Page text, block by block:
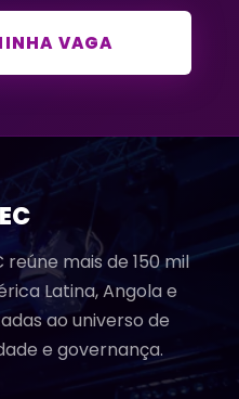
VAGA
reúne mais de 150 mil
Latina, Angola e
ao universo de
e governança.